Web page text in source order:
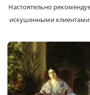
Настоятельно
искушенными